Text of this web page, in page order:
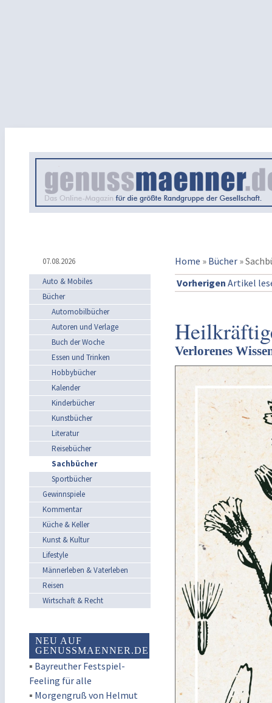
07.08.2026 Home » Bücher »
Auto & Mobiles
Bücher
Automobilbücher
Autoren und Verlage
Buch der Woche
Essen und Trinken
Hobbybücher
Kalender
Kinderbücher
Kunstbücher
Literatur
Reisebücher
Sachbücher
Sportbücher
Gewinnspiele
Kommentar
Küche & Keller
Kunst & Kultur
Lifestyle
Männerleben & Vaterleben
Reisen
Wirtschaft & Recht
NEU AUF
GENUSSMAENNER.DE
▪ Bayreuther Festspiel-
Feeling für alle
▪ Morgengruß von Helmut
Vorherigen Artikel
Verlorenes